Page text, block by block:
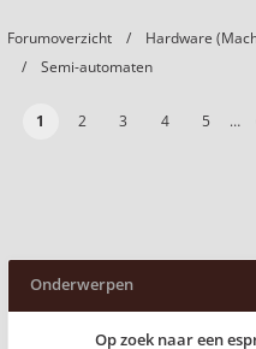
Forumoverzicht
Hardware
Semi-automaten
1 2 3 4 5 …
Onderwerpen
Op zoek naar een